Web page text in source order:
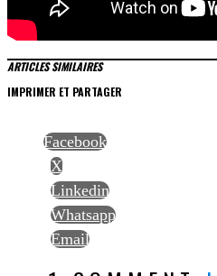
ARTICLES SIMILAIRES
IMPRIMER ET PARTAGER
Facebook
X
Linkedin
Whatsapp
Email